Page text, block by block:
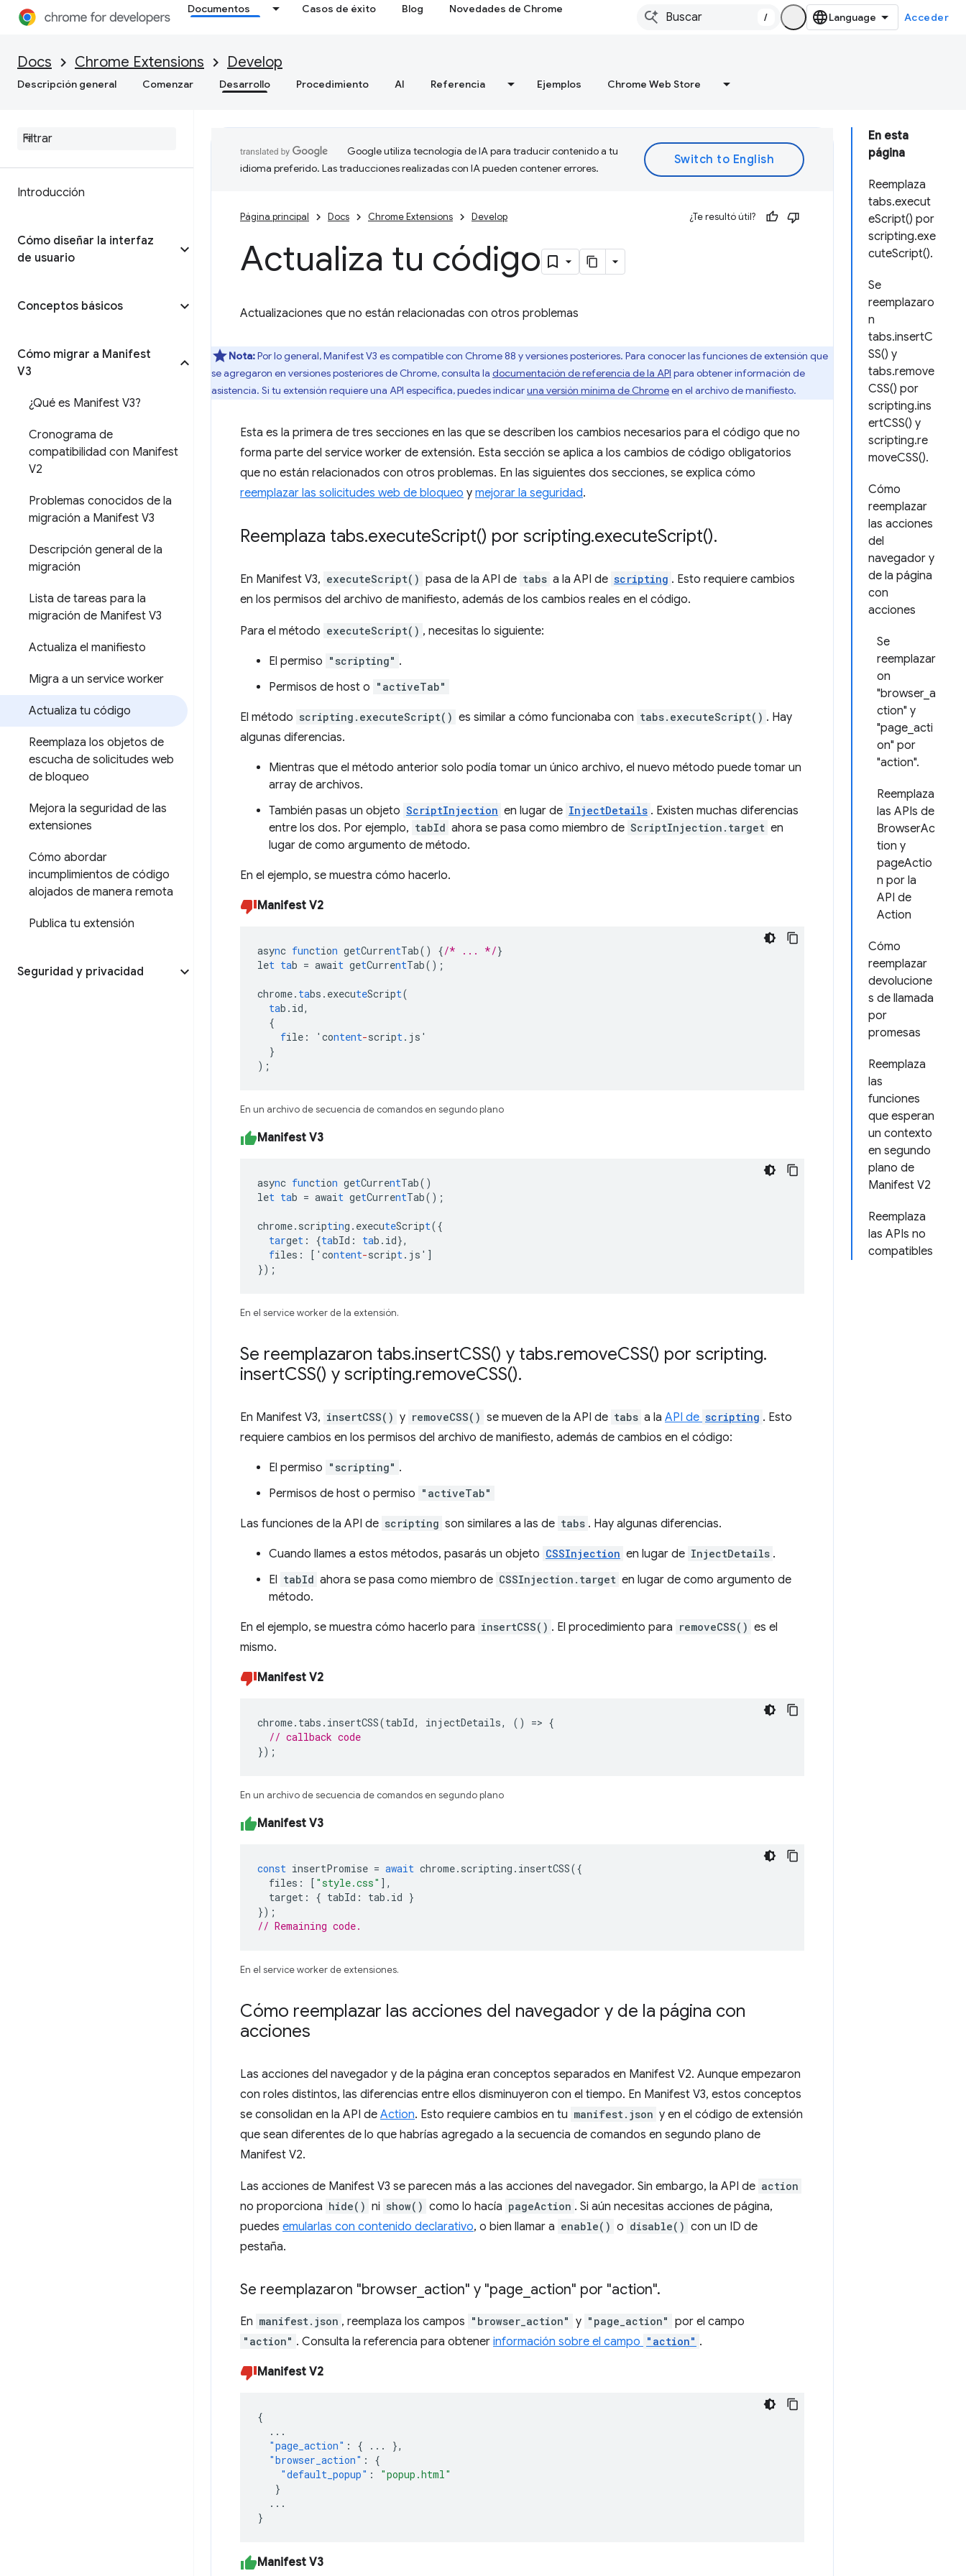
Documentos Casos de éxito Blog Novedades de Chrome
/ Acceder
Docs Chrome Extensions Develop
Descripción general Comenzar Desarrollo Procedimiento AI Referencia Ejemplos Chrome Web Store
Introducción
Cómo diseñar la interfaz
de usuario
Conceptos básicos
Cómo migrar a Manifest
V3
¿Qué es Manifest V3?
Cronograma de
compatibilidad con Manifest
V2
Problemas conocidos de la
migración a Manifest V3
Descripción general de la
migración
Lista de tareas para la
migración de Manifest V3
Actualiza el manifiesto
Migra a un service worker
Actualiza tu código
Reemplaza los objetos de
escucha de solicitudes web
de bloqueo
Mejora la seguridad de las
extensiones
Cómo abordar
incumplimientos de código
alojados de manera remota
Publica tu extensión
Seguridad y privacidad
En esta
página
Reemplaza
tabs.execut
eScript() por
scripting.exe
cuteScript().
Se
reemplazaro
n
tabs.insertC
SS() y
tabs.remove
CSS() por
scripting.ins
ertCSS() y
scripting.re
moveCSS().
Cómo
reemplazar
las acciones
del
navegador y
de la página
con
acciones
Se
reemplazar
on
"browser_a
ction" y
"page_acti
on" por
"action".
Reemplaza
las APIs de
BrowserAc
tion y
pageActio
n por la
API de
Action
Cómo
reemplazar
devolucione
s de llamada
por
promesas
Reemplaza
las
funciones
que esperan
un contexto
en segundo
plano de
Manifest V2
Reemplaza
las APIs no
compatibles
Google utiliza tecnología de IA para traducir contenido a tu
idioma preferido. Las traducciones realizadas con IA pueden contener errores.
Página principal Docs Chrome Extensions Develop ¿Te resultó útil?
Actualiza tu código
Actualizaciones que no están relacionadas con otros problemas
Nota:Por lo general, Manifest V3 es compatible con Chrome 88 y versiones posteriores. Para conocer las funciones de extensión que
se agregaron en versiones posteriores de Chrome, consulta la documentación de referencia de la API para obtener información de
asistencia. Si tu extensión requiere una API específica, puedes indicaruna versión mínima de Chromeen el archivo de manifiesto.
Esta es la primera de tres secciones en las que se describen los cambios necesarios para el código que no
forma parte del service worker de extensión. Esta sección se aplica a los cambios de código obligatorios
que no están relacionados con otros problemas. En las siguientes dos secciones, se explica cómo
reemplazar las solicitudes web de bloqueo y mejorar la seguridad.
Reemplaza tabs.executeScript() por scripting.executeScript().
En Manifest V3, executeScript() pasa de la API de tabs a la API de scripting . Esto requiere cambios
en los permisos del archivo de manifiesto, además de los cambios reales en el código.
Para el método executeScript() , necesitas lo siguiente:
El permiso "scripting" .
Permisos de host o "activeTab"
El método scripting.executeScript() es similar a cómo funcionaba con tabs.executeScript() . Hay
algunas diferencias.
Mientras que el método anterior solo podía tomar un único archivo, el nuevo método puede tomar un
array de archivos.
También pasas un objeto ScriptInjection en lugar de InjectDetails . Existen muchas diferencias
entre los dos. Por ejemplo, tabId ahora se pasa como miembro de ScriptInjection.target en
lugar de como argumento de método.
En el ejemplo, se muestra cómo hacerlo.
Manifest V2
async function getCurrentTab() {/* ... */}
let tab = await getCurrentTab();
chrome. tabs.executeScript(
tab.id,
{
file : 'content-script.js'
}
);
En un archivo de secuencia de comandos en segundo plano
Manifest V3
async function getCurrentTab()
let tab = await getCurrentTab();
chrome.scripting.executeScript({
target : {tabId : tab.id},
files : [ 'content-script.js' ]
});
En el service worker de la extensión.
Se reemplazaron tabs.insertCSS() y tabs.removeCSS() por scripting.
insertCSS() y scripting.removeCSS().
En Manifest V3, insertCSS() y removeCSS() se mueven de la API de tabs a la API de scripting . Esto
requiere cambios en los permisos del archivo de manifiesto, además de cambios en el código:
El permiso "scripting" .
Permisos de host o permiso "activeTab"
Las funciones de la API de scripting son similares a las de tabs . Hay algunas diferencias.
Cuando llames a estos métodos, pasarás un objeto CSSInjection en lugar de InjectDetails .
El tabId ahora se pasa como miembro de CSSInjection.target en lugar de como argumento de
método.
En el ejemplo, se muestra cómo hacerlo para insertCSS() . El procedimiento para removeCSS() es el
mismo.
Manifest V2
chrome. tabs . insertCSS(tabId, injectDetails, () => {
// callback code
});
En un archivo de secuencia de comandos en segundo plano
Manifest V3
const insertPromise = await chrome. scripting . insertCSS({
files : [ "style.css" ],
target : { tabId : tab . id }
});
// Remaining code.
En el service worker de extensiones.
Cómo reemplazar las acciones del navegador y de la página con
acciones
Las acciones del navegador y de la página eran conceptos separados en Manifest V2. Aunque empezaron
con roles distintos, las diferencias entre ellos disminuyeron con el tiempo. En Manifest V3, estos conceptos
se consolidan en la API de Action. Esto requiere cambios en tu manifest.json y en el código de extensión
que sean diferentes de lo que habrías agregado a la secuencia de comandos en segundo plano de
Manifest V2.
Las acciones de Manifest V3 se parecen más a las acciones del navegador. Sin embargo, la API de action
no proporciona hide() ni show() como lo hacía pageAction . Si aún necesitas acciones de página,
puedes emularlas con contenido declarativo, o bien llamar a enable() o disable() con un ID de
pestaña.
Se reemplazaron "browser action" y "page action" por "action".
En manifest.json , reemplaza los campos "browser_action" y "page_action" por el campo
"action" . Consulta la referencia para obtener información sobre el campo "action" .
Manifest V2
{
...
"page_action" : { ...
},
"browser_action" :
{
"default_popup" :
"popup.html"
}
...
}
Manifest V3